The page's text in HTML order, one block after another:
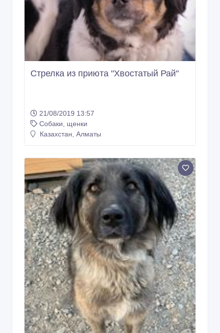
Стрелка из приюта "Хвостатый Рай"
21/08/2019 13:57
Собаки, щенки
Казахстан, Алматы